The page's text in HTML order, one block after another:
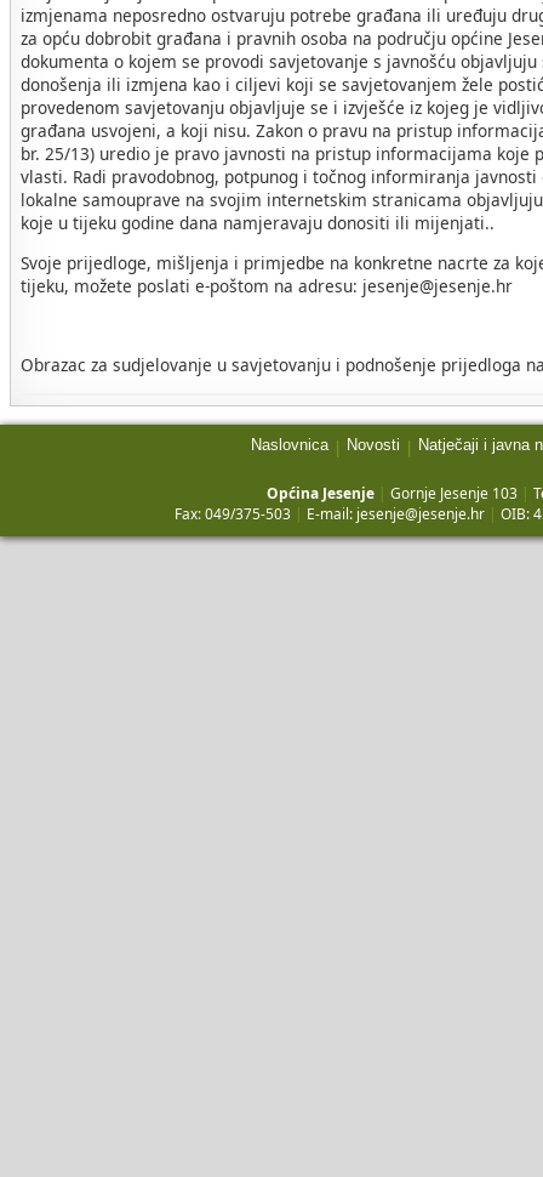
izmjenama neposredno ostvaruju potrebe građana ili uređuju
za opću dobrobit građana i pravnih osoba na području općine
dokumenta o kojem se provodi savjetovanje s javnošću objavljuju
donošenja ili izmjena kao i ciljevi koji se savjetovanjem žele
provedenom savjetovanju objavljuje se i izvješće iz kojeg je
građana usvojeni, a koji nisu. Zakon o pravu na pristup
br. 25/13) uredio je pravo javnosti na pristup informacijama koje
vlasti. Radi pravodobnog, potpunog i točnog informiranja
lokalne samouprave na svojim internetskim stranicama
koje u tijeku godine dana namjeravaju donositi ili mijenjati..
Svoje prijedloge, mišljenja i primjedbe na konkretne nacrte za
tijeku, možete poslati e-poštom na adresu: jesenje@jesenje.hr
Obrazac za sudjelovanje u savjetovanju i podnošenje prijedloga
Naslovnica | Novosti | Natječaji i javna
Općina Jesenje | Gornje Jesenje 103 |
Fax: 049/375-503 | E-mail: jesenje@jesenje.hr | OIB: